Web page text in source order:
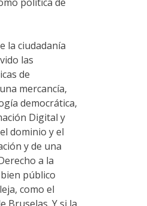
la ciudadanía
las
de
mercancía,
democrática,
Digital y
dominio y el
y de una
a la
público
como el